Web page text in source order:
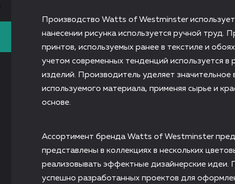
Производство Watts of Westminster
нанесении рисунка используется ручной труд.
принтов, используемых ранее в текстиле и
учетом современных тенденций используется в
изделий. Производитель уделяет значительное
используемого материала, применяя сырье и
основе.
Ассортимент бренда Watts of Westminster
представлены в коллекциях в нескольких
реализовывать эффектные дизайнерские идеи.
успешно разработанных проектов для